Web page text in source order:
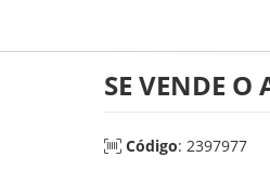
SE VENDE O
Código: 2397977